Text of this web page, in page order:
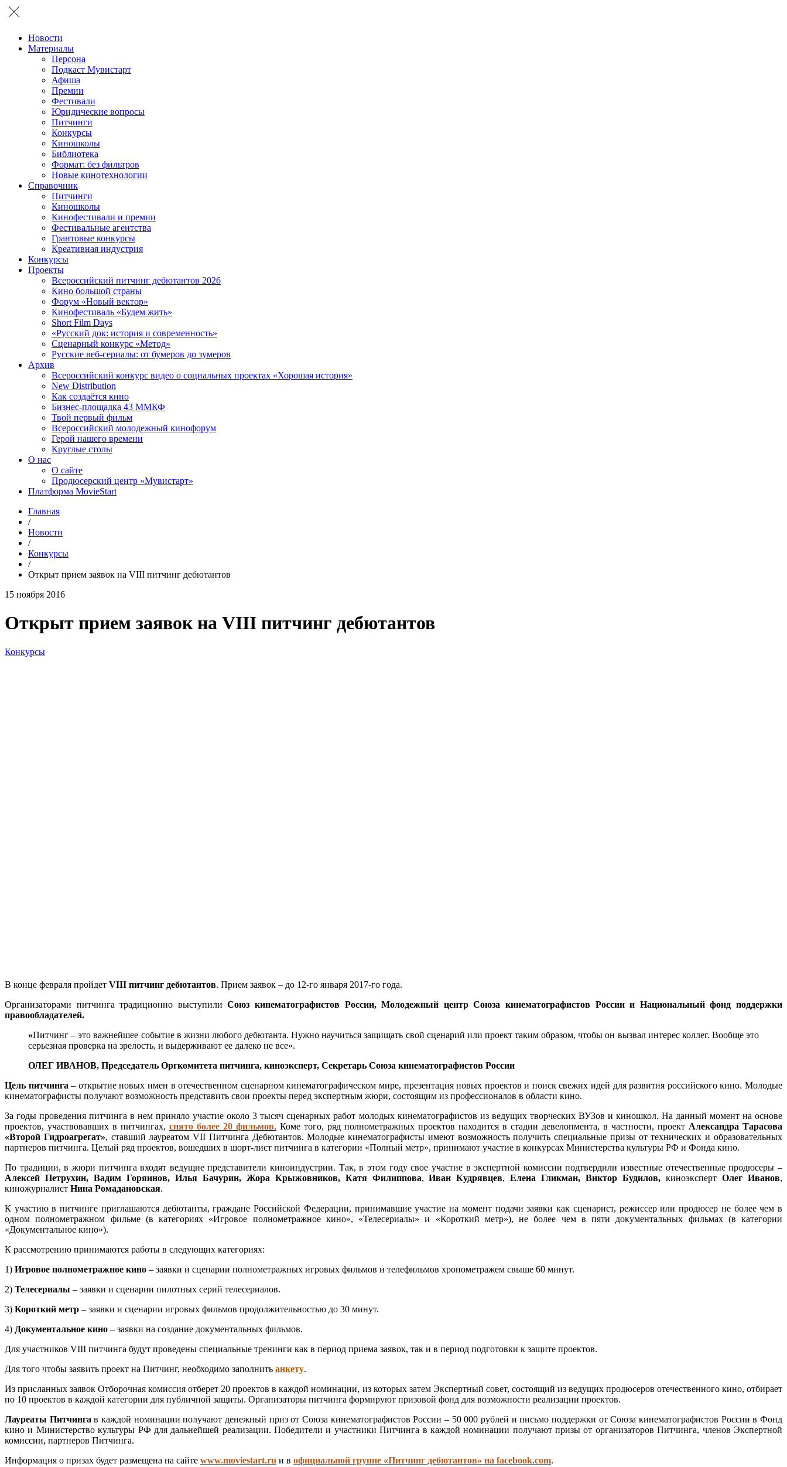
Новости
Материалы
Персона
Подкаст Мувистарт
Афиша
Премии
Фестивали
Юридические вопросы
Питчинги
Конкурсы
Киношколы
Библиотека
Формат: без фильтров
Новые кинотехнологии
Справочник
Питчинги
Киношколы
Кинофестивали и премии
Фестивальные агентства
Грантовые конкурсы
Креативная индустрия
Конкурсы
Проекты
Всероссийский питчинг дебютантов 2026
Кино большой страны
Форум «Новый вектор»
Кинофестиваль «Будем жить»
Short Film Days
«Русский док: история и современность»
Сценарный конкурс «Метод»
Русские веб-сериалы: от бумеров до зумеров
Архив
Всероссийский конкурс видео о социальных проектах «Хорошая история»
New Distribution
Как создаётся кино
Бизнес-площадка 43 ММКФ
Твой первый фильм
Всероссийский молодежный кинофорум
Герой нашего времени
Круглые столы
О нас
О сайте
Продюсерский центр «Мувистарт»
Платформа MovieStart
Главная
/
Новости
/
Конкурсы
/
Открыт прием заявок на VIII питчинг дебютантов
15 ноября 2016
Открыт прием заявок на VIII питчинг дебютантов
Конкурсы
В конце февраля пройдет VIII питчинг дебютантов. Прием заявок – до 12-го января 2017-го года.
Организаторами питчинга традиционно выступилиСоюз кинематографистов России, Молодежный центр Союза кинематографистов России и Национальный фонд поддержки
правообладателей.
«Питчинг – это важнейшее событие в жизни любого дебютанта. Нужно научиться защищать свой сценарий или проект таким образом, чтобы он вызвал интерес коллег. Вообще это
серьезная проверка на зрелость, и выдерживают ее далеко не все».
ОЛЕГ ИВАНОВ, Председатель Оргкомитета питчинга, киноэксперт, Секретарь Союза кинематографистов России
Цель питчинга – открытие новых имен в отечественном сценарном кинематографическом мире, презентация новых проектов и поиск свежих идей для развития российского кино. Молодые
кинематографисты получают возможность представить свои проекты перед экспертным жюри, состоящим из профессионалов в области кино.
За годы проведения питчинга в нем приняло участие около 3 тысяч сценарных работ молодых кинематографистов из ведущих творческих ВУЗов и киношкол. На данный момент на основе
проектов, участвовавших в питчингах, снято более 20 фильмов. Коме того, ряд полнометражных проектов находится в стадии девелопмента, в частности, проект Александра Тарасова
«Второй Гидроагрегат», ставший лауреатом VII Питчинга Дебютантов. Молодые кинематографисты имеют возможность получить специальные призы от технических и образовательных
партнеров питчинга. Целый ряд проектов, вошедших в шорт-лист питчинга в категории «Полный метр», принимают участие в конкурсах Министерства культуры РФ и Фонда кино.
По традиции, в жюри питчинга входят ведущие представители киноиндустрии. Так, в этом году свое участие в экспертной комиссии подтвердили известные отечественные продюсеры –
Алексей Петрухин, Вадим Горяинов, Илья Бачурин, Жора Крыжовников, Катя Филиппова,Иван Кудрявцев,Елена Гликман, Виктор Будилов, киноэкспертОлег Иванов,
киножурналист Нина Ромадановская.
К участию в питчинге приглашаются дебютанты, граждане Российской Федерации, принимавшие участие на момент подачи заявки как сценарист, режиссер или продюсер не более чем в
одном полнометражном фильме (в категориях «Игровое полнометражное кино», «Телесериалы» и «Короткий метр»), не более чем в пяти документальных фильмах (в категории
«Документальное кино»).
К рассмотрению принимаются работы в следующих категориях:
1) Игровое полнометражное кино – заявки и сценарии полнометражных игровых фильмов и телефильмов хронометражем свыше 60 минут.
2) Телесериалы – заявки и сценарии пилотных серий телесериалов.
3) Короткий метр – заявки и сценарии игровых фильмов продолжительностью до 30 минут.
4) Документальное кино – заявки на создание документальных фильмов.
Для участников VIII питчинга будут проведены специальные тренинги как в период приема заявок, так и в период подготовки к защите проектов.
Для того чтобы заявить проект на Питчинг, необходимо заполнить анкету.
Из присланных заявок Отборочная комиссия отберет 20 проектов в каждой номинации, из которых затем Экспертный совет, состоящий из ведущих продюсеров отечественного кино, отбирает
по 10 проектов в каждой категории для публичной защиты. Организаторы питчинга формируют призовой фонд для возможности реализации проектов.
Лауреаты Питчинга в каждой номинации получают денежный приз от Союза кинематографистов России – 50 000 рублей и письмо поддержки от Союза кинематографистов России в Фонд
кино и Министерство культуры РФ для дальнейшей реализации. Победители и участники Питчинга в каждой номинации получают призы от организаторов Питчинга, членов Экспертной
комиссии, партнеров Питчинга.
Информация о призах будет размещена на сайте www.moviestart.ru и в официальной группе «Питчинг дебютантов» на facebook.com.